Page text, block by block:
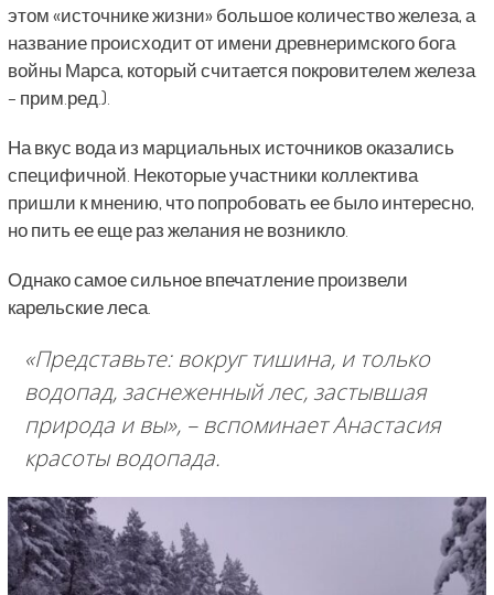
этом «источнике жизни» большое количество железа, а
название происходит от имени древнеримского бога
войны Марса, который считается покровителем железа
– прим.ред.).
На вкус вода из марциальных источников оказались
специфичной. Некоторые участники коллектива
пришли к мнению, что попробовать ее было интересно,
но пить ее еще раз желания не возникло.
Однако самое сильное впечатление произвели
карельские леса.
«Представьте: вокруг тишина, и только
водопад, заснеженный лес, застывшая
природа и вы»,– вспоминает Анастасия
красоты водопада.